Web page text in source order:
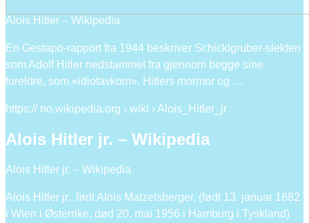
Alois Hitler – Wikipedia
En Gestapo-rapport fra 1944 beskriver Schicklgruber-slekten
som Adolf Hitler nedstammet fra gjennom begge sine
foreldre, som «idiotavkom». Hitlers mormor og …
https:// no.wikipedia.org › wiki › Alois_Hitler_jr
Alois Hitler jr. – Wikipedia
Alois Hitler jr. – Wikipedia
Alois Hitler jr., født Alois Matzelsberger, (født 13. januar 1882
i Wien i Østerrike, død 20. mai 1956 i Hamburg i Tyskland)